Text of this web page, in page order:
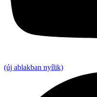
(új ablakban nyílik)